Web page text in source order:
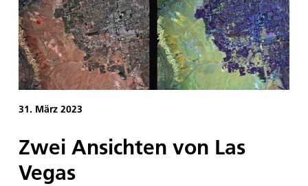
31. März 2023
Zwei Ansichten von Las
Vegas